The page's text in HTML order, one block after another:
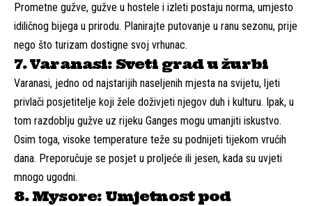
Prometne gužve, gužve u hostele i izleti postaju norma, umjesto
idiličnog bijega u prirodu. Planirajte putovanje u ranu sezonu, prije
nego što turizam dostigne svoj vrhunac.
7. Varanasi: Sveti grad u žurbi
Varanasi, jedno od najstarijih naseljenih mjesta na svijetu, ljeti
privlači posjetitelje koji žele doživjeti njegov duh i kulturu. Ipak, u
tom razdoblju gužve uz rijeku Ganges mogu umanjiti iskustvo.
Osim toga, visoke temperature teže su podnijeti tijekom vrućih
dana. Preporučuje se posjet u proljeće ili jesen, kada su uvjeti
mnogo ugodni.
8. Mysore: Umjetnost pod